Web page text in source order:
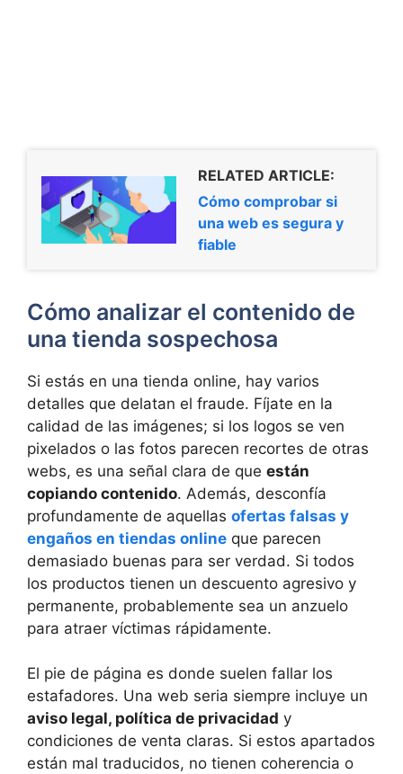
RELATED ARTICLE:
Cómo comprobar si
una web es segura y
fiable
Cómo analizar el contenido de
una tienda sospechosa
Si estás en una tienda online, hay varios
detalles que delatan el fraude. Fíjate en la
calidad de las imágenes; si los logos se ven
pixelados o las fotos parecen recortes de otras
webs, es una señal clara de que están
copiando contenido. Además, desconfía
profundamente de aquellas ofertas falsas y
engaños en tiendas online que parecen
demasiado buenas para ser verdad. Si todos
los productos tienen un descuento agresivo y
permanente, probablemente sea un anzuelo
para atraer víctimas rápidamente.
El pie de página es donde suelen fallar los
estafadores. Una web seria siempre incluye un
aviso legal, política de privacidad y
condiciones de venta claras. Si estos apartados
están mal traducidos, no tienen coherencia o